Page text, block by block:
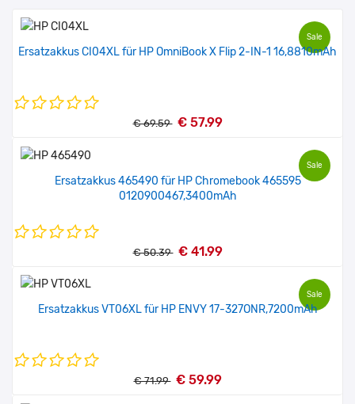
Sale
Ersatzakkus CI04XL für HP OmniBook X Flip 2-IN-1 16,8810mAh
€ 69.59 € 57.99
Sale
Ersatzakkus 465490 für HP Chromebook 465595
0120900467,3400mAh
€ 50.39 € 41.99
Sale
Ersatzakkus VT06XL für HP ENVY 17-327ONR,7200mAh
€ 71.99 € 59.99